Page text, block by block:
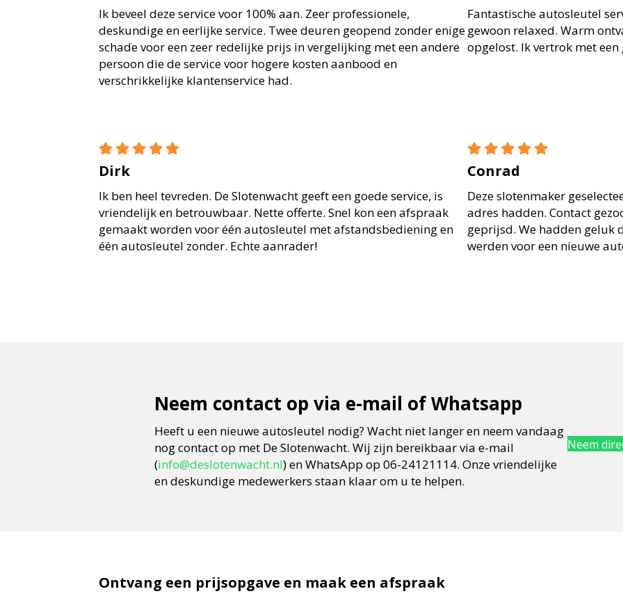
Ik beveel deze service voor 100% aan. Zeer professionele,
deskundige en eerlijke service. Twee deuren geopend zonder enige
schade voor een zeer redelijke prijs in vergelijking met een andere
persoon die de service voor hogere kosten aanbood en
verschrikkelijke klantenservice had.
Fantastische autosleutel
gewoon relaxed. Warm
opgelost. Ik vertrok met
Dirk
Ik ben heel tevreden. De Slotenwacht geeft een goede service, is
vriendelijk en betrouwbaar. Nette offerte. Snel kon een afspraak
gemaakt worden voor één autosleutel met afstandsbediening en
één autosleutel zonder. Echte aanrader!
Conrad
Deze slotenmaker
adres hadden. Contact
geprijsd. We hadden geluk
werden voor een nieuwe
Neem contact op via e-mail of Whatsapp
Heeft u een nieuwe autosleutel nodig? Wacht niet langer en neem vandaag
nog contact op met De Slotenwacht. Wij zijn bereikbaar via e-mail
(info@deslotenwacht.nl) en WhatsApp op 06-24121114. Onze vriendelijke
en deskundige medewerkers staan klaar om u te helpen.
Neem
Ontvang een prijsopgave en maak een afspraak